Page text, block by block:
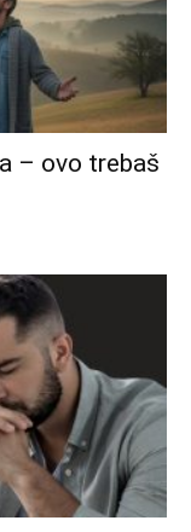
– ovo trebaš